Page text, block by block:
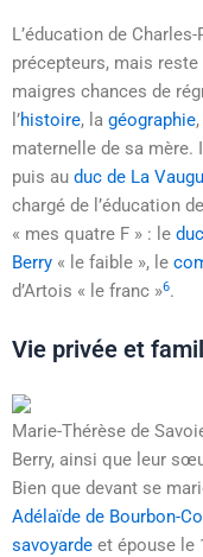
L’éducation de
précepteurs, mais
maigres chances de
l’histoire, la géographie,
maternelle de sa mère.
puis au duc de La
chargé de l’éducation
« mes quatre F » : le
Berry « le faible », le
d’Artois « le franc »6.
Vie privée et
Marie-Thérèse de
Berry, ainsi que leur
Bien que devant se
Adélaïde de Bourbon-
savoyarde et épouse le